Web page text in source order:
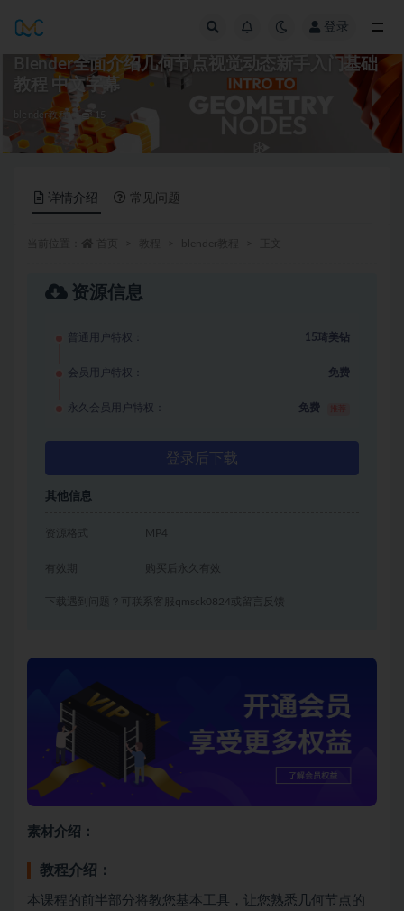
登录
Blender全面介绍几何节点视觉动态新手入门基础
教程 中文字幕
blender教程
详情介绍 常见问题
资源信息
普通用户特权： 15琦美钻
会员用户特权： 免费
永久会员用户特权： 免费
登录后下载
其他信息
资源格式
有效期 购买后永久有效
下载遇到问题？可联系客服qmsck0824或留言反馈
素材介绍：
教程介绍：
本课程的前半部分将教您基本工具，让您熟悉几何节点的